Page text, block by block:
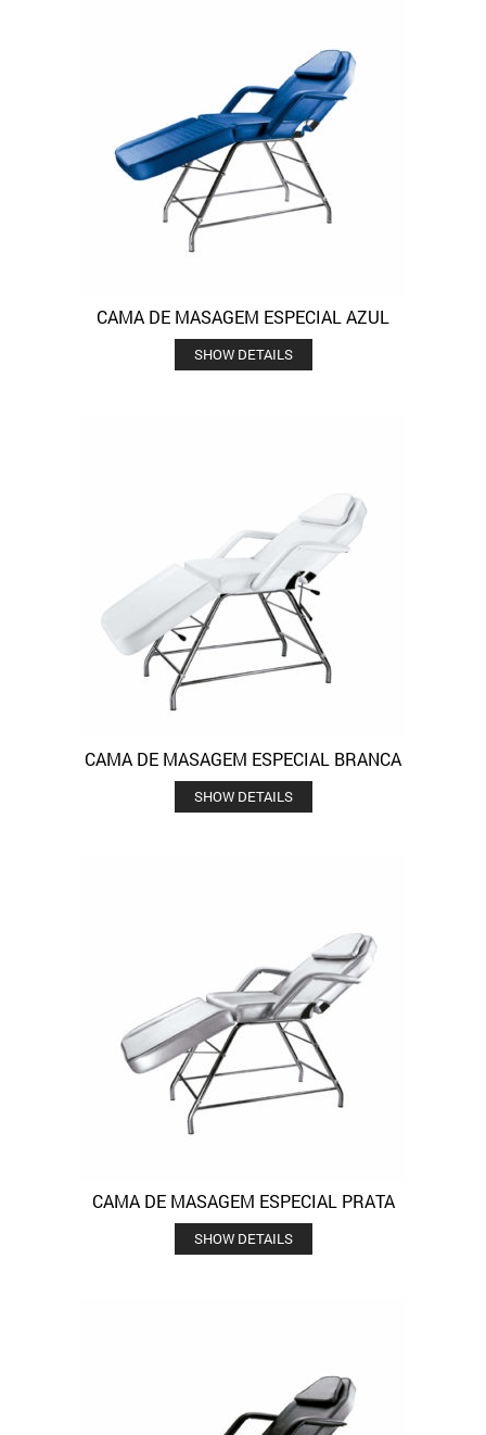
CAMA DE MASAGEM ESPECIAL AZUL
SHOW DETAILS
CAMA DE MASAGEM ESPECIAL BRANCA
SHOW DETAILS
CAMA DE MASAGEM ESPECIAL PRATA
SHOW DETAILS